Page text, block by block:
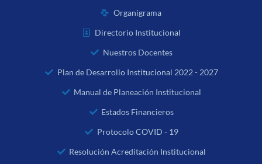
Organigrama
Directorio Institucional
Nuestros Docentes
Plan de Desarrollo Institucional 2022 - 2027
Manual de Planeación Institucional
Estados Financieros
Protocolo COVID - 19
Resolución Acreditación Institucional